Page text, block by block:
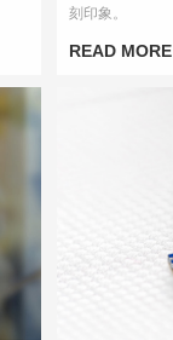
刻印象。
READ MORE